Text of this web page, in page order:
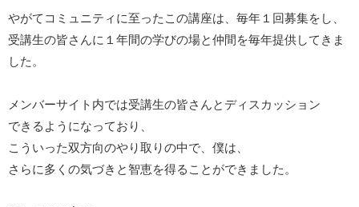
やがてコミュニティに至ったこの講座は、毎年１回募集をし、
受講生の皆さんに１年間の学びの場と仲間を毎年提供してきま
した。
メンバーサイト内では受講生の皆さんとディスカッション
できるようになっており、
こういった双方向のやり取りの中で、僕は、
さらに多くの気づきと智恵を得ることができました。